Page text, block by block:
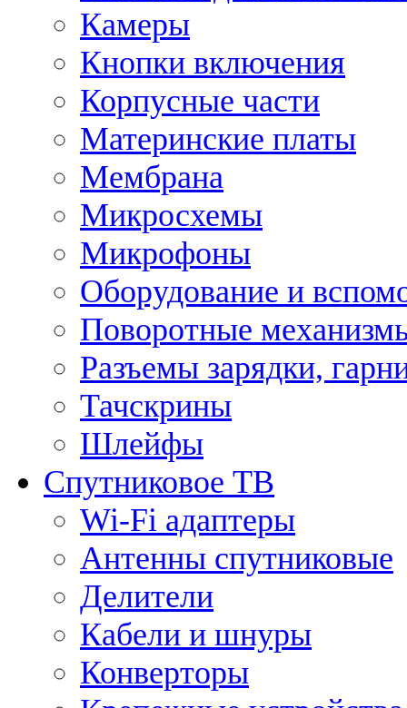
Камеры
Кнопки включения
Корпусные части
Материнские платы
Мембрана
Микросхемы
Микрофоны
Оборудование и
Поворотные
Разъемы зарядки,
Тачскрины
Шлейфы
Спутниковое ТВ
Wi-Fi адаптеры
Антенны спутниковые
Делители
Кабели и шнуры
Конверторы